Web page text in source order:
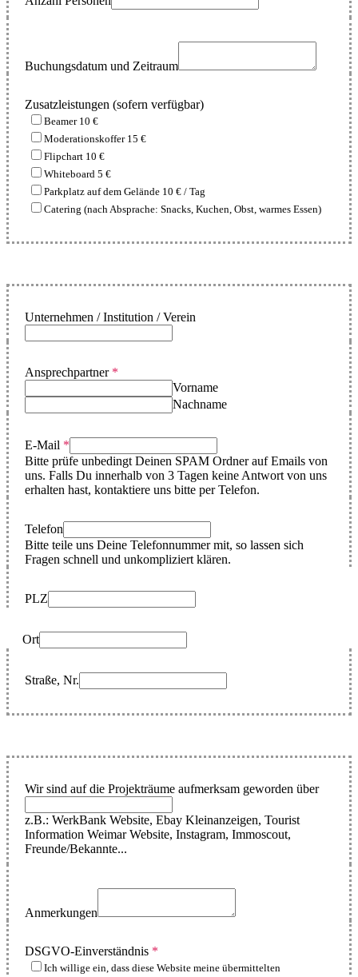
Buchungsdatum und Zeitraum
Zusatzleistungen (sofern verfügbar)
Beamer 10 €
Moderationskoffer 15 €
Flipchart 10 €
Whiteboard 5 €
Parkplatz auf dem Gelände 10 € / Tag
Catering (nach Absprache: Snacks, Kuchen, Obst, warmes Essen)
Unternehmen / Institution / Verein
Ansprechpartner *
Vorname
Nachname
E-Mail *
Bitte prüfe unbedingt Deinen SPAM Ordner auf Emails von
uns. Falls Du innerhalb von 3 Tagen keine Antwort von uns
erhalten hast, kontaktiere uns bitte per Telefon.
Telefon
Bitte teile uns Deine Telefonnummer mit, so lassen sich
Fragen schnell und unkompliziert klären.
PLZ
Ort
Straße, Nr.
Wir sind auf die Projekträume aufmerksam geworden über
z.B.: WerkBank Website, Ebay Kleinanzeigen, Tourist
Information Weimar Website, Instagram, Immoscout,
Freunde/Bekannte...
Anmerkungen
DSGVO-Einverständnis *
Ich willige ein, dass diese Website meine übermittelten